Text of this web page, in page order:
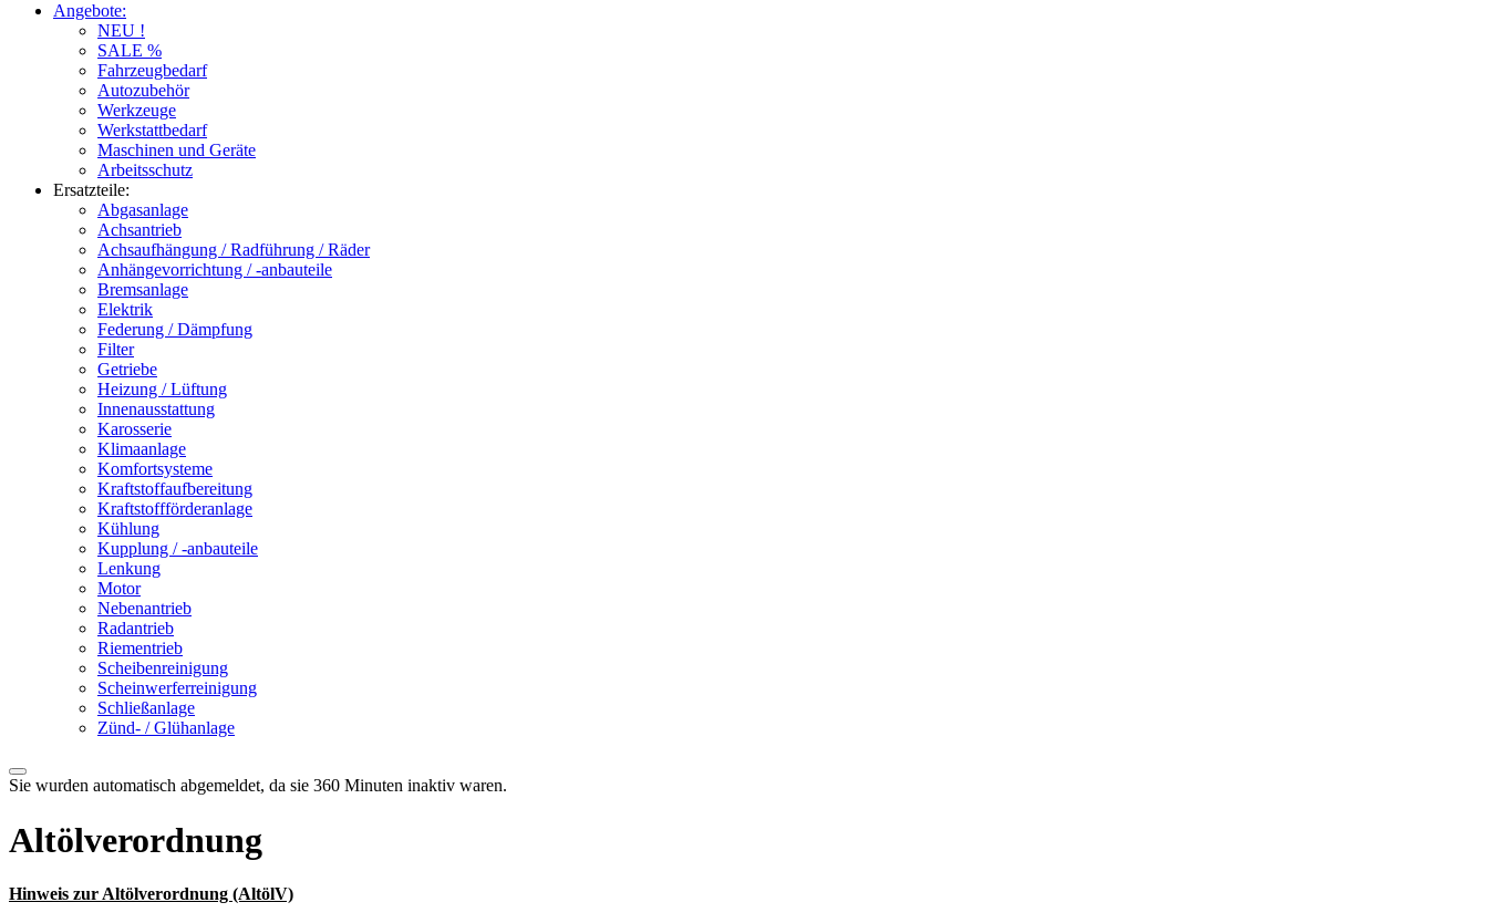
Angebote:
NEU !
SALE %
Fahrzeugbedarf
Autozubehör
Werkzeuge
Werkstattbedarf
Maschinen und Geräte
Arbeitsschutz
Ersatzteile:
Abgasanlage
Achsantrieb
Achsaufhängung / Radführung / Räder
Anhängevorrichtung / -anbauteile
Bremsanlage
Elektrik
Federung / Dämpfung
Filter
Getriebe
Heizung / Lüftung
Innenausstattung
Karosserie
Klimaanlage
Komfortsysteme
Kraftstoffaufbereitung
Kraftstoffförderanlage
Kühlung
Kupplung / -anbauteile
Lenkung
Motor
Nebenantrieb
Radantrieb
Riementrieb
Scheibenreinigung
Scheinwerferreinigung
Schließanlage
Zünd- / Glühanlage
Sie wurden automatisch abgemeldet, da sie 360 Minuten inaktiv waren.
Altölverordnung
Hinweis zur Altölverordnung (AltölV)